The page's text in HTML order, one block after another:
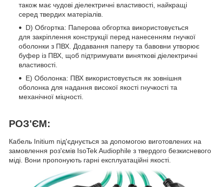
також має чудові діелектричні властивості, найкращі
серед твердих матеріалів.
D) Обгортка: Паперова обгортка використовується
для закріплення конструкції перед нанесенням гнучкої
оболонки з ПВХ. Додавання паперу та бавовни утворює
буфер із ПВХ, щоб підтримувати виняткові діелектричні
властивості.
E) Оболонка: ПВХ використовується як зовнішня
оболонка для надання високої якості гнучкості та
механічної міцності.
РОЗ'ЄМ:
Кабель Initium під'єднується за допомогою виготовлених на
замовлення роз'ємів IsoTek Audiophile з твердого безкисневого
міді. Вони пропонують гарні експлуатаційні якості.